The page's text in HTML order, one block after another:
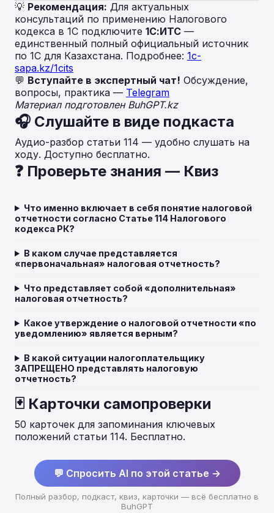
💡 Рекомендация: Для актуальных
консультаций по применению Налогового
кодекса в 1С подключите 1С:ИТС —
единственный полный официальный источник
по 1С для Казахстана. Подробнее: 1c-
sapa.kz/1cits
💬 Вступайте в экспертный чат! Обсуждение,
вопросы, практика — Telegram
Материал подготовлен BuhGPT.kz
🎧 Слушайте в виде подкаста
Аудио-разбор статьи 114 — удобно слушать на
ходу. Доступно бесплатно.
❓ Проверьте знания — Квиз
Что именно включает в себя понятие налоговой
отчетности согласно Статье 114 Налогового
кодекса РК?
В каком случае представляется
«первоначальная» налоговая отчетность?
Что представляет собой «дополнительная»
налоговая отчетность?
Какое утверждение о налоговой отчетности «по
уведомлению» является верным?
В какой ситуации налогоплательщику
ЗАПРЕЩЕНО представлять налоговую
отчетность?
🃏 Карточки самопроверки
50 карточек для запоминания ключевых
положений статьи 114. Бесплатно.
💬 Спросить AI по этой статье →
Полный разбор, подкаст, квиз, карточки — всё бесплатно в
BuhGPT